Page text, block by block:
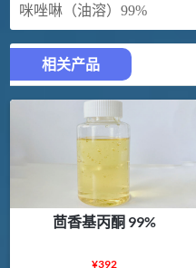
咪唑啉（油溶）99%
相关产品
茴香基丙酮 99%
¥392